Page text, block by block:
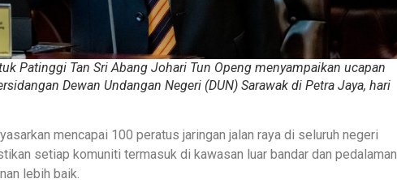
Patinggi Tan Sri Abang Johari Tun Openg menyampaikan ucapan
Dewan Undangan Negeri (DUN) Sarawak di Petra Jaya, hari
mencapai 100 peratus jaringan jalan raya di seluruh negeri
setiap komuniti termasuk di kawasan luar bandar dan pedalaman
lebih baik.